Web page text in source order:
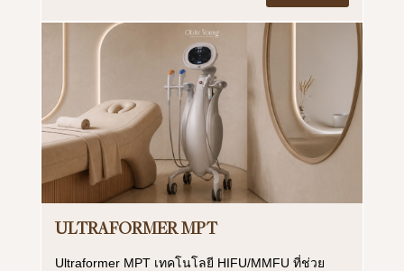
ULTRAFORMER MPT
Ultraformer MPT เทคโนโลยี HIFU/MMFU ที่ช่วย